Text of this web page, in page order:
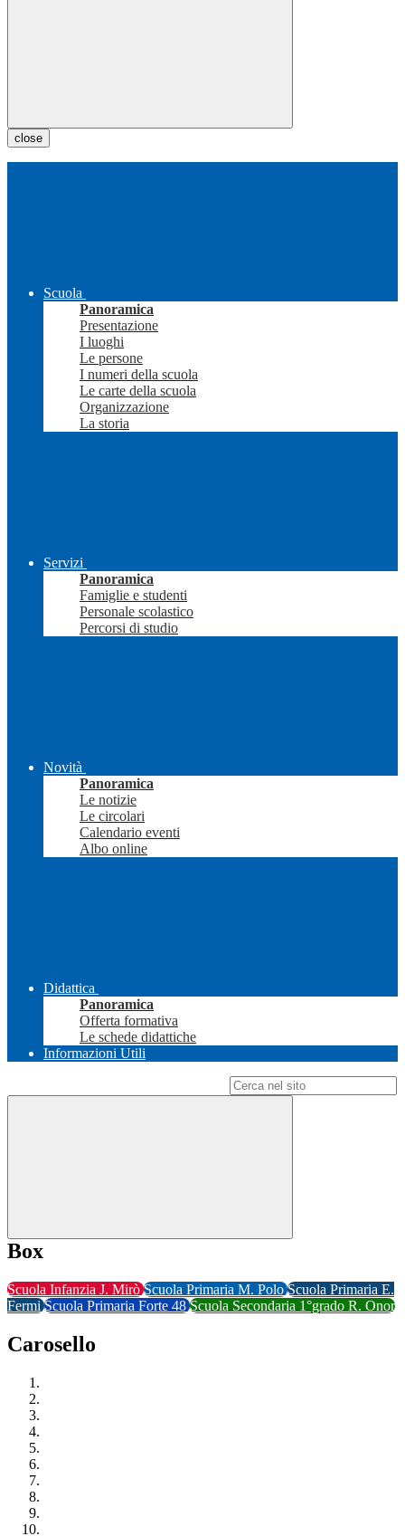
close
Scuola
Panoramica
Presentazione
I luoghi
Le persone
I numeri della scuola
Le carte della scuola
Organizzazione
La storia
Servizi
Panoramica
Famiglie e studenti
Personale scolastico
Percorsi di studio
Novità
Panoramica
Le notizie
Le circolari
Calendario eventi
Albo online
Didattica
Panoramica
Offerta formativa
Le schede didattiche
Informazioni Utili
Box
Scuola Infanzia J. MiròScuola Primaria M. PoloScuola Primaria E.
FermiScuola Primaria Forte 48Scuola Secondaria 1°grado R. Onor
Carosello